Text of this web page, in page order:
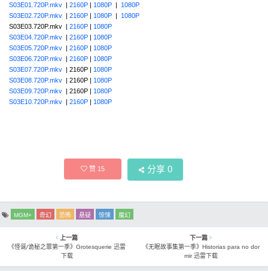
S03E01.720P.mkv | 2160P | 1080P | 1080P
S03E02.720P.mkv | 2160P | 1080P | 1080P
S03E03.720P.mkv | 2160P | 1080P
S03E04.720P.mkv | 2160P | 1080P
S03E05.720P.mkv | 2160P | 1080P
S03E06.720P.mkv | 2160P | 1080P
S03E07.720P.mkv | 2160P | 1080P
S03E08.720P.mkv | 2160P | 1080P
S03E09.720P.mkv | 2160P | 1080P
S03E10.720P.mkv | 2160P | 1080P
赞15 分享 0
MGM+ 奇幻 恐怖 悬疑 惊悚 魔幻
上一篇
《怪诞/诡秘之罪第一季》Grotesquerie 迅雷
下载
下一篇
《无眠故事集第一季》Historias para no dor
mir 迅雷下载